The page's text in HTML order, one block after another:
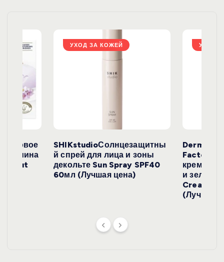
з
а
п
с
е
й
жасмина
УХОД ЗА КОЖЕЙ
SHIKstudioСолнцезащитны
й спрей для лица и зоны
декольте Sun Spray SPF40
60мл (Лучшая цена)
УХОД
Derma
крем с
и
Cream
(Лучшая